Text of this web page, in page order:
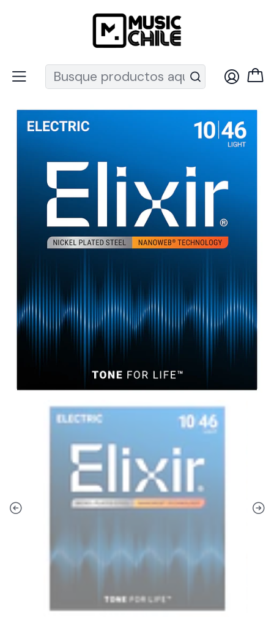
Recuerda que ahora nos puedes encontrar en el MUT
Instrumentos de Cuerda Guitarras
Cuerdas para Guitarra Eléctrica Elixir Nanoweb Light 10-46